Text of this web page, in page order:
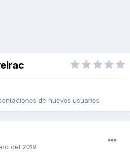
de nuevos usuarios
del 2019